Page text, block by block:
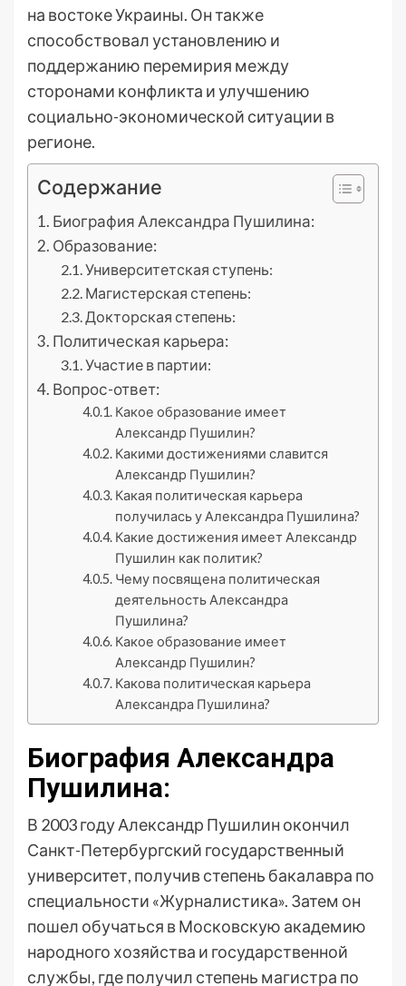
на востоке Украины. Он также
способствовал установлению и
поддержанию перемирия между
сторонами конфликта и улучшению
социально-экономической ситуации в
регионе.
Содержание
Биография Александра Пушилина:
Образование:
Университетская ступень:
Магистерская степень:
Докторская степень:
Политическая карьера:
Участие в партии:
Вопрос-ответ:
Какое образование имеет
Александр Пушилин?
Какими достижениями славится
Александр Пушилин?
Какая политическая карьера
получилась у Александра Пушилина?
Какие достижения имеет Александр
Пушилин как политик?
Чему посвящена политическая
деятельность Александра
Пушилина?
Какое образование имеет
Александр Пушилин?
Какова политическая карьера
Александра Пушилина?
Биография Александра
Пушилина:
В 2003 году Александр Пушилин окончил
Санкт-Петербургский государственный
университет, получив степень бакалавра по
специальности «Журналистика». Затем он
пошел обучаться в Московскую академию
народного хозяйства и государственной
службы, где получил степень магистра по